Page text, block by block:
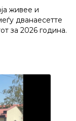
живее и
дванаесетте
за 2026 година.